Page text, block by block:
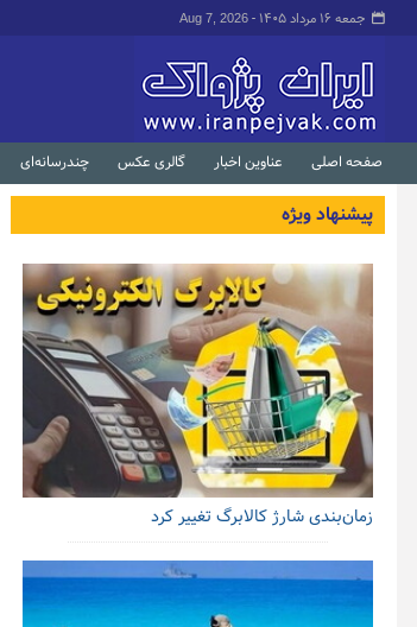
جمعه ۱۶ مرداد ۱۴۰۵ - Aug 7, 2026
صفحه اصلی عناوین اخبار گالری عکس چندرسانه‌ای
پیشنهاد ویژه
زمان‌بندی شارژ کالابرگ تغییر کرد